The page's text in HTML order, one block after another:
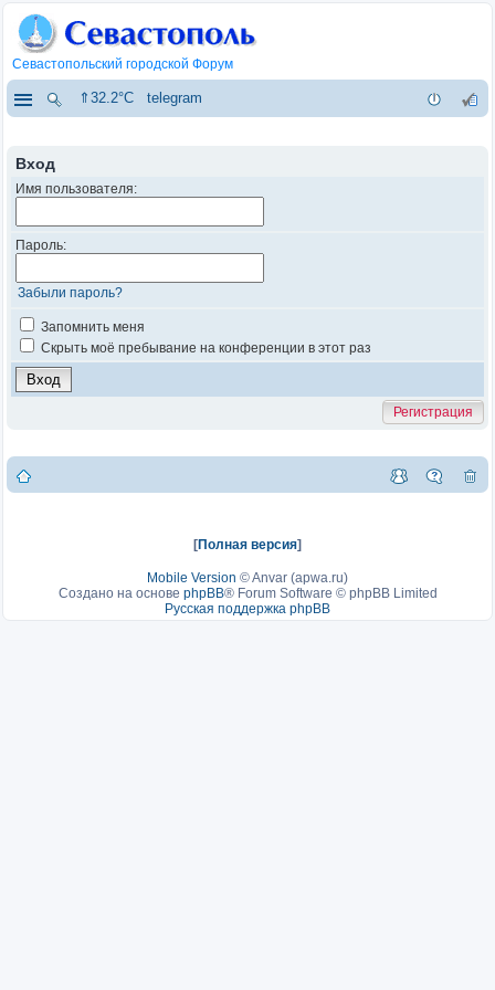
Севастопольский городской Форум
⇑32.2°C telegram
Вход
Имя пользователя:
Пароль:
Забыли пароль?
Запомнить меня
Скрыть моё пребывание на конференции в этот раз
Регистрация
[Полная версия]
Mobile Version ©Anvar (apwa.ru)
Создано на основе phpBB® Forum Software © phpBB Limited
Русская поддержка phpBB